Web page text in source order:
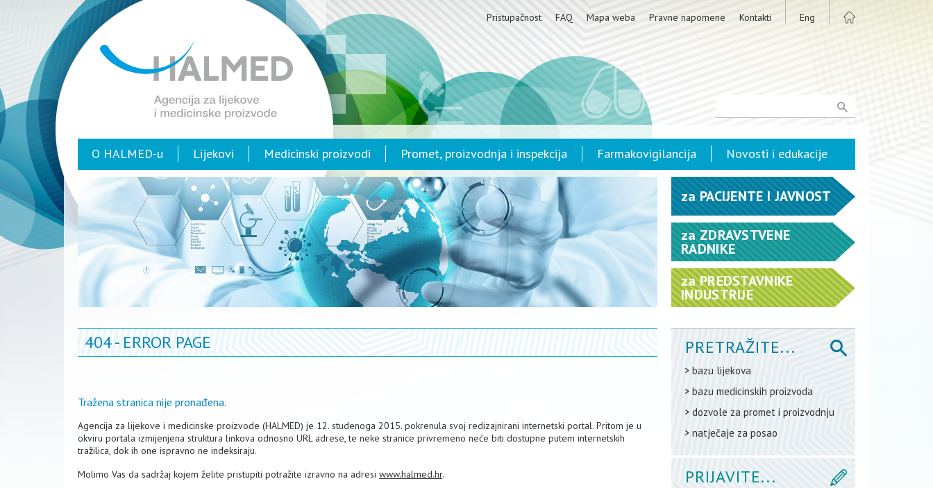
Pristupačnost FAQ Mapa weba Pravne napomene Kontakti Eng
O HALMED-u Lijekovi Medicinski proizvodi Promet, proizvodnja i inspekcija Farmakovigilancija Novosti i edukacije
404 - ERROR PAGE
Tražena stranica nije pronađena.
Agencija za lijekove i medicinske proizvode (HALMED) je 12. studenoga 2015. pokrenula svoj redizajnirani internetski portal. Pritom je u
okviru portala izmijenjena struktura linkova odnosno URL adrese, te neke stranice privremeno neće biti dostupne putem internetskih
tražilica, dok ih one ispravno ne indeksiraju.
Molimo Vas da sadržaj kojem želite pristupiti potražite izravno na adresi www.halmed.hr.
za PACIJENTE I JAVNOST
za ZDRAVSTVENE
RADNIKE
zaPREDSTAVNIKE
INDUSTRIJE
PRETRAŽITE...
bazu lijekova
bazu medicinskih proizvoda
dozvole za promet i proizvodnju
natječaje za posao
PRIJAVITE...